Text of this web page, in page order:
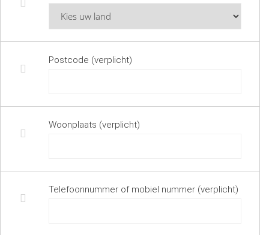
Postcode (verplicht)
Woonplaats (verplicht)
Telefoonnummer of mobiel nummer (verplicht)